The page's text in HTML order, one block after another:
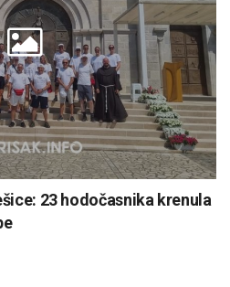
23 hodočasnika krenula